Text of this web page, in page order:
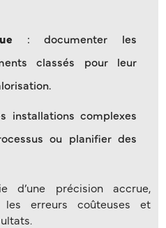
: documenter les
classés pour leur
installations complexes
ou planifier des
d’une précision accrue,
erreurs coûteuses et